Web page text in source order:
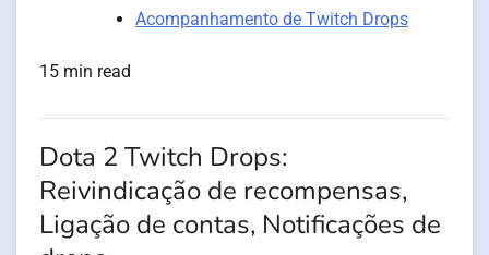
Acompanhamento de Twitch Drops
15 min read
Dota 2 Twitch Drops:
Reivindicação de recompensas,
Ligação de contas, Notificações de